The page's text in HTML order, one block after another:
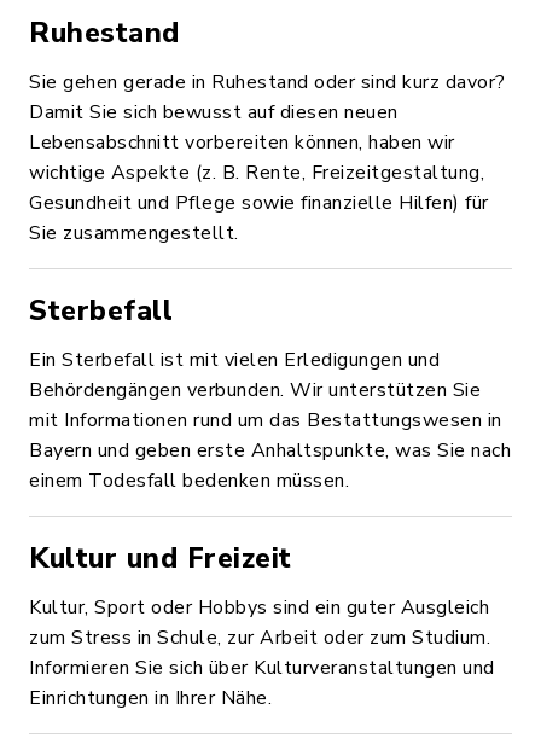
Ruhestand
Sie gehen gerade in Ruhestand oder sind kurz davor?
Damit Sie sich bewusst auf diesen neuen
Lebensabschnitt vorbereiten können, haben wir
wichtige Aspekte (z. B. Rente, Freizeitgestaltung,
Gesundheit und Pflege sowie finanzielle Hilfen) für
Sie zusammengestellt.
Sterbefall
Ein Sterbefall ist mit vielen Erledigungen und
Behördengängen verbunden. Wir unterstützen Sie
mit Informationen rund um das Bestattungswesen in
Bayern und geben erste Anhaltspunkte, was Sie nach
einem Todesfall bedenken müssen.
Kultur und Freizeit
Kultur, Sport oder Hobbys sind ein guter Ausgleich
zum Stress in Schule, zur Arbeit oder zum Studium.
Informieren Sie sich über Kulturveranstaltungen und
Einrichtungen in Ihrer Nähe.